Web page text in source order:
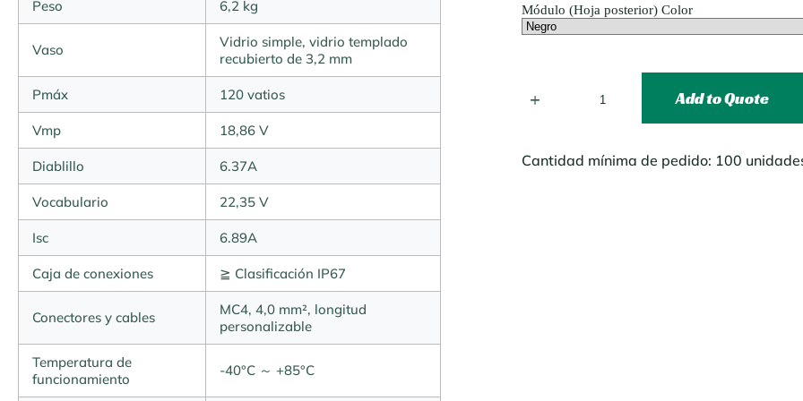
Peso 6,2 kg
Vaso
Vidrio simple, vidrio templado
recubierto de 3,2 mm
Pmáx 120 vatios
Vmp 18,86 V
Diablillo 6.37A
Vocabulario 22,35 V
Isc 6.89A
Caja de conexiones ≧ Clasificación IP67
Conectores y cables
MC4, 4,0 mm², longitud
personalizable
Temperatura de
funcionamiento
-40°C ～ +85°C
Módulo (Hoja posterior) Color
Add to Quote
Cantidad mínima de pedido: 100